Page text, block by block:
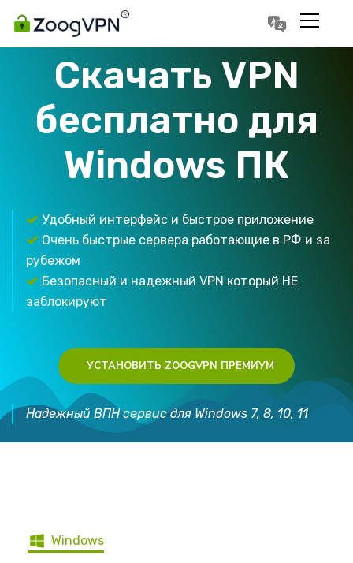
Скачать VPN
бесплатно для
Windows ПК
Удобный интерфейс и быстрое приложение
Очень быстрые сервера работающие в РФ и за
рубежом
Безопасный и надежный VPN который НЕ
заблокируют
УСТАНОВИТЬ ZOOGVPN ПРЕМИУМ
Надежный ВПН сервис для Windows 7, 8, 10, 11
Windows